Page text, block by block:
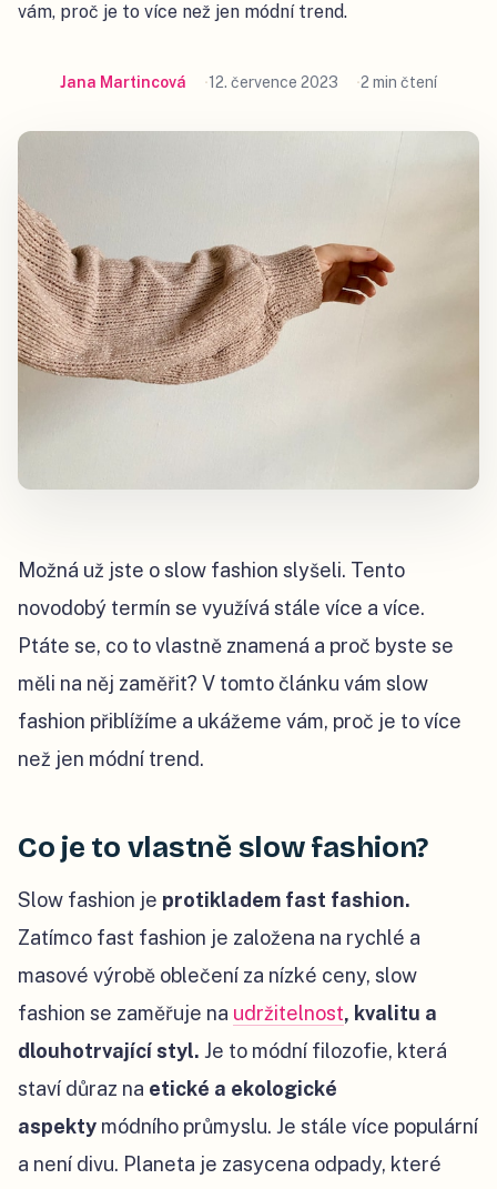
vám, proč je to více než jen módní trend.
Jana Martincová 12. července 2023 2 min čtení
Možná už jste o slow fashion slyšeli. Tento
novodobý termín se využívá stále více a více.
Ptáte se, co to vlastně znamená a proč byste se
měli na něj zaměřit? V tomto článku vám slow
fashion přiblížíme a ukážeme vám, proč je to více
než jen módní trend.
Co je to vlastně slow fashion?
Slow fashion je protikladem fast fashion.
Zatímco fast fashion je založena na rychlé a
masové výrobě oblečení za nízké ceny, slow
fashion se zaměřuje na udržitelnost, kvalitu a
dlouhotrvající styl. Je to módní filozofie, která
staví důraz na etické a ekologické
aspekty módního průmyslu. Je stále více populární
a není divu. Planeta je zasycena odpady, které